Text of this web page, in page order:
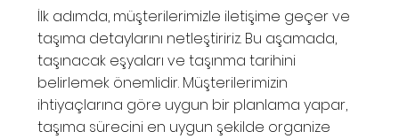
İlk adımda, müşterilerimizle iletişime geçer ve
taşıma detaylarını netleştiririz. Bu aşamada,
taşınacak eşyaları ve taşınma tarihini
belirlemek önemlidir. Müşterilerimizin
ihtiyaçlarına göre uygun bir planlama yapar,
taşıma sürecini en uygun şekilde organize